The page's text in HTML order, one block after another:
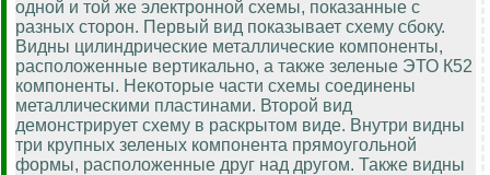
одной и той же электронной схемы, показанные с
разных сторон. Первый вид показывает схему сбоку.
Видны цилиндрические металлические компоненты,
расположенные вертикально, а также зеленые ЭТО К52
компоненты. Некоторые части схемы соединены
металлическими пластинами. Второй вид
демонстрирует схему в раскрытом виде. Внутри видны
три крупных зеленых компонента прямоугольной
формы, расположенные друг над другом. Также видны